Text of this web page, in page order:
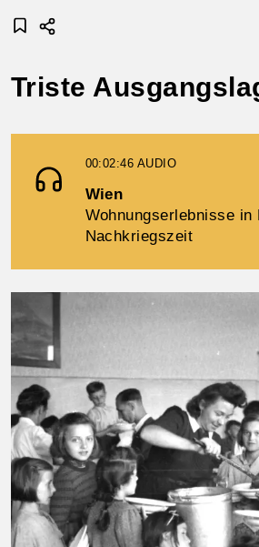
Triste
00:02:46 AUDIO
Wien
Wohnungserlebnisse in
Nachkriegszeit